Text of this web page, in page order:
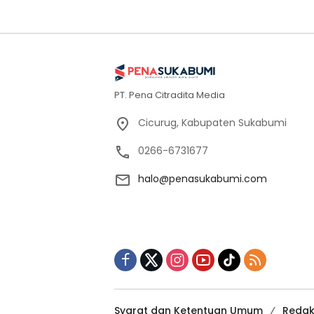
PT. Pena Citradita Media
Cicurug, Kabupaten Sukabumi
0266-6731677
halo@penasukabumi.com
Syarat dan Ketentuan Umum